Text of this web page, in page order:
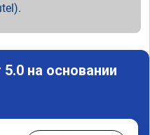
на основании